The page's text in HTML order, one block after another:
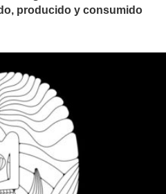
producido y consumido